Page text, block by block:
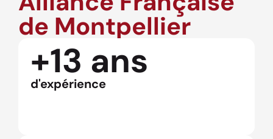
de Montpellier
+13 ans
d'expérience